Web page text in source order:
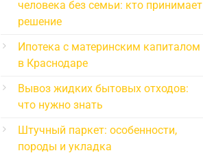
человека без семьи: кто принимает
решение
Ипотека с материнским капиталом
в Краснодаре
Вывоз жидких бытовых отходов:
что нужно знать
Штучный паркет: особенности,
породы и укладка